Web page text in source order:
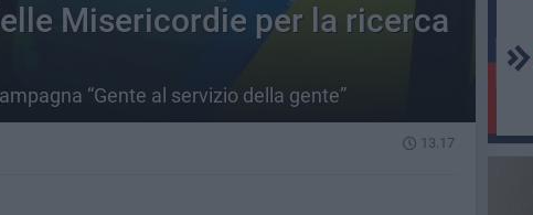
Misericordie per la ricerca
“Gente al servizio della gente”
13.17